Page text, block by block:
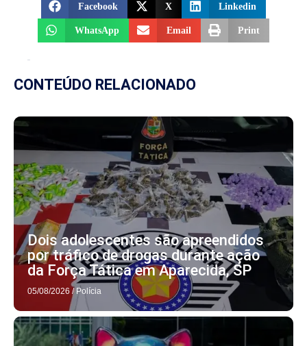
Facebook X Linkedin
WhatsApp Email Print
CONTEÚDO RELACIONADO
Dois adolescentes são apreendidos
por tráfico de drogas durante ação
da Força Tática em Aparecida, SP
05/08/2026 / Polícia